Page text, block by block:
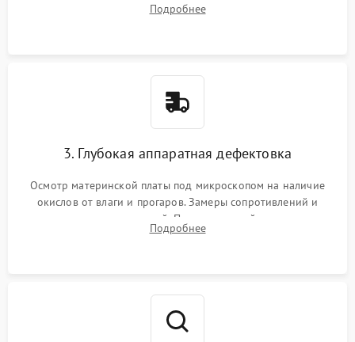
высохшей термопасты с кристаллов чипов.
Подробнее
3. Глубокая аппаратная дефектовка
Осмотр материнской платы под микроскопом на наличие
окислов от влаги и прогаров. Замеры сопротивлений и
дежурных напряжений. Проверка цепей питания,
мультиконтроллера, процессора и видеочипа.
Подробнее